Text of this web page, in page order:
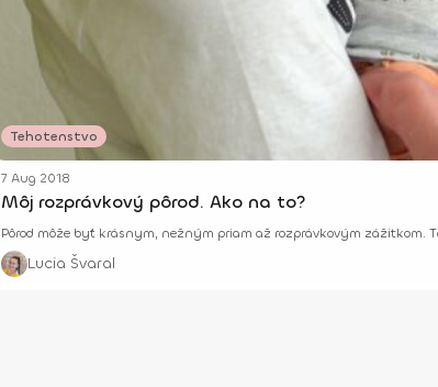
Tehotenstvo
7 Aug 2018
Môj rozprávkový pôrod. Ako na to?
Pôrod môže byť krásnym, nežným priam až rozprávkovým zážitkom.
Lucia Švaral